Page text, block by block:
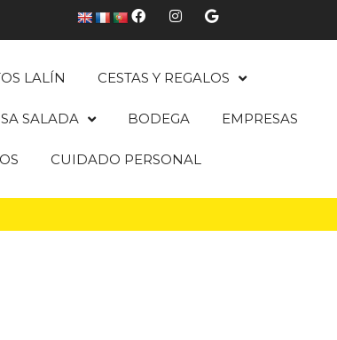
LALÍN CESTAS Y REGALOS
SALADA BODEGA EMPRESAS
CUIDADO PERSONAL